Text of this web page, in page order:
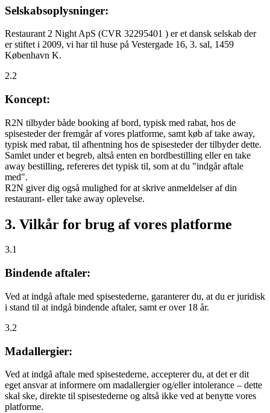
Selskabsoplysninger:
Restaurant 2 Night ApS (CVR 32295401 ) er et dansk selskab der
er stiftet i 2009, vi har til huse på Vestergade 16, 3. sal, 1459
København K.
2.2
Koncept:
R2N tilbyder både booking af bord, typisk med rabat, hos de
spisesteder der fremgår af vores platforme, samt køb af take away,
typisk med rabat, til afhentning hos de spisesteder der tilbyder dette.
Samlet under et begreb, altså enten en bordbestilling eller en take
away bestilling, refereres det typisk til, som at du "indgår aftale
med".
R2N giver dig også mulighed for at skrive anmeldelser af din
restaurant- eller take away oplevelse.
3. Vilkår for brug af vores platforme
3.1
Bindende aftaler:
Ved at indgå aftale med spisestederne, garanterer du, at du er juridisk
i stand til at indgå bindende aftaler, samt er over 18 år.
3.2
Madallergier:
Ved at indgå aftale med spisestederne, accepterer du, at det er dit
eget ansvar at informere om madallergier og/eller intolerance – dette
skal ske, direkte til spisestederne og altså ikke ved at benytte vores
platforme.